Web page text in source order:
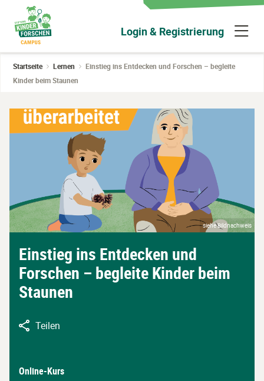
Hauptinhalt
wechseln
Umschalten
Sidebar
Login & Registrierung
Startseite Lernen
Einstieg ins Entdecken und Forschen – begleite
Kinder beim Staunen
siehe Bildnachweis
Einstieg ins Entdecken und
Forschen – begleite Kinder beim
Staunen
Teilen
Online-Kurs